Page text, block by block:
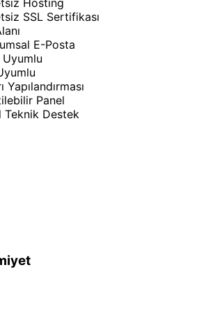
Hosting
SSL Sertifikası
E-Posta
Yapılandırması
Panel
Teknik Destek